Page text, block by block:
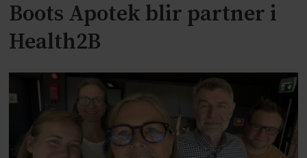
Boots Apotek blir partner i
Health2B